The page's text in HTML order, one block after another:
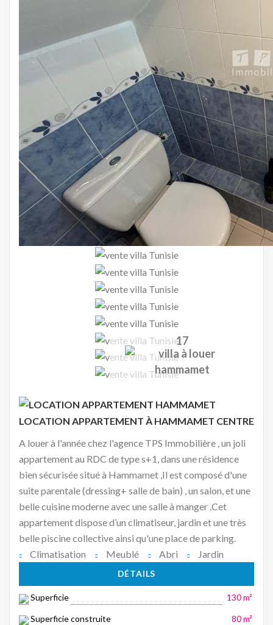
17
LOCATION APPARTEMENT À HAMMAMET CENTRE
A louer à l'année chez l'agence TPS Immobilière , un joli
appartement au RDC de type s+1, dans une résidence
bien sécurisée situé à Hammamet ,Il est composé d'une
suite parentale (dressing+ salle de bain) , un salon, et une
belle cuisine moderne avec une salle à manger .Cet
appartement dispose d’un climatiseur, jardin et une très
belle piscine collective ainsi qu'une place de parking.
Climatisation
Meublé Abri Jardin
DÉTAILS
Superficie 130 m²
Superficie construite 80 m²